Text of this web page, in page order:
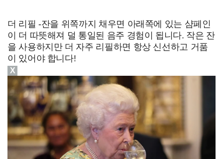
더 리필 -잔을 위쪽까지 채우면 아래쪽에 있는 샴페인
이 더 따뜻해져 덜 통일된 음주 경험이 됩니다. 작은 잔
을 사용하지만 더 자주 리필하면 항상 신선하고 거품
이 있어야 합니다!
X